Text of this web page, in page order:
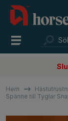
Hem
Spänne till Tyglar